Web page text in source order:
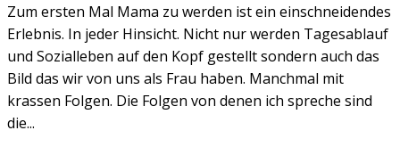
Zum ersten Mal Mama zu werden ist ein einschneidendes
Erlebnis. In jeder Hinsicht. Nicht nur werden Tagesablauf
und Sozialleben auf den Kopf gestellt sondern auch das
Bild das wir von uns als Frau haben. Manchmal mit
krassen Folgen. Die Folgen von denen ich spreche sind
die...